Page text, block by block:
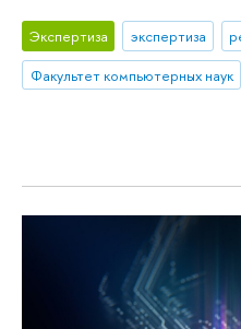
Экспертиза экспертиза
Факультет компьютерных наук